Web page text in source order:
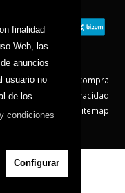
finalidad
Web, las
anuncios
usuario no
de los
condiciones
Configurar
Condiciones de compra
Política de Privacidad
de Cookies
Sitemap